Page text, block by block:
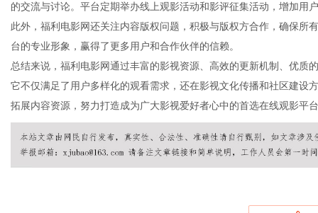
的交流与讨论。平台定期举办线上观影活动和影评征集活动，增加用
此外，福利电影网还关注内容版权问题，积极与版权方合作，确保所
台的专业形象，赢得了更多用户和合作伙伴的信赖。
总结来说，福利电影网通过丰富的影视资源、高效的更新机制、优质
它不仅满足了用户多样化的观看需求，还在影视文化传播和社区建设
拓展内容资源，努力打造成为广大影视爱好者心中的首选在线观影平